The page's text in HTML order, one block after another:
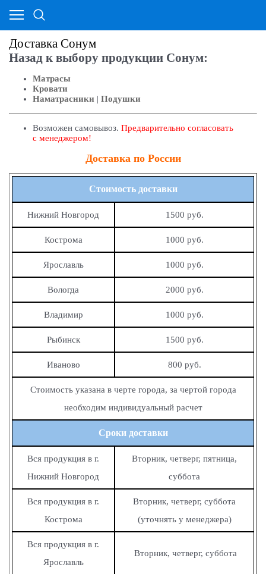
Доставка Сонум
Назад к выбору продукции Сонум:
Матрасы
Кровати
Наматрасники | Подушки
Возможен самовывоз. Предварительно согласовать
с менеджером!
Доставка по России
Стоимость доставки
Нижний Новгород 1500 руб.
Кострома 1000 руб.
Ярославль 1000 руб.
Вологда 2000 руб.
Владимир 1000 руб.
Рыбинск 1500 руб.
Иваново 800 руб.
Стоимость указана в черте города, за чертой города
необходим индивидуальный расчет
Сроки доставки
Вся продукция в г.
Нижний Новгород
Вторник, четверг, пятница,
суббота
Вся продукция в г.
Кострома
Вторник, четверг, суббота
(уточнять у менеджера)
Вся продукция в г.
Ярославль
Вторник, четверг, суббота